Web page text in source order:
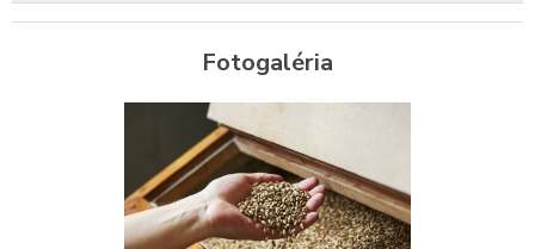
Fotogaléria